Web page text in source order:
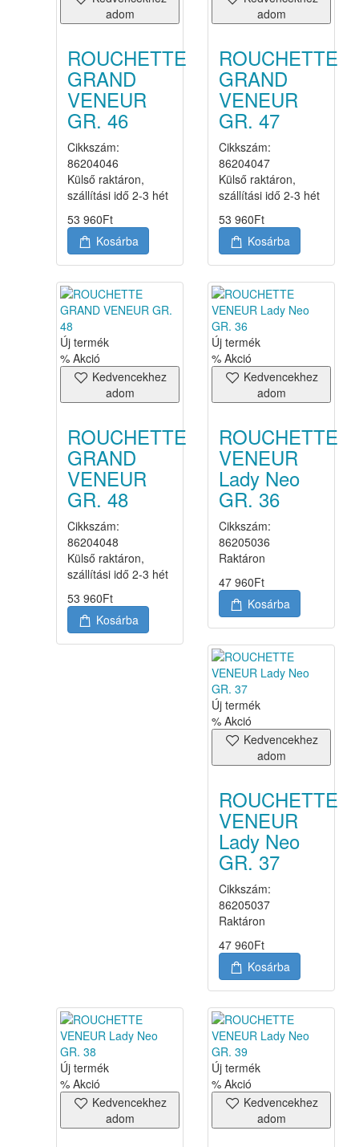
adom
ROUCHETTE
GRAND
VENEUR
GR. 46
Cikkszám:
86204046
Külső raktáron,
szállítási idő 2-3 hét
53 960Ft
Kosárba
adom
ROUCHETTE
GRAND
VENEUR
GR. 47
Cikkszám:
86204047
Külső raktáron,
szállítási idő 2-3 hét
53 960Ft
Kosárba
Új termék
% Akció
Kedvencekhez
adom
ROUCHETTE
GRAND
VENEUR
GR. 48
Cikkszám:
86204048
Külső raktáron,
szállítási idő 2-3 hét
53 960Ft
Kosárba
Új termék
% Akció
Kedvencekhez
adom
ROUCHETTE
VENEUR
Lady Neo
GR. 36
Cikkszám:
86205036
Raktáron
47 960Ft
Kosárba
Új termék
% Akció
Kedvencekhez
adom
ROUCHETTE
VENEUR
Lady Neo
GR. 37
Cikkszám:
86205037
Raktáron
47 960Ft
Kosárba
Új termék
% Akció
Kedvencekhez
adom
Új termék
% Akció
Kedvencekhez
adom